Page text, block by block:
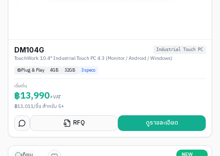
DM104G Industrial Touch PC
TouchWork 10.4" Industrial Touch PC 4:3 (Monitor / Android / Windows)
Plug & Play 4GB 32GB 3specs
เริ่มต้น
฿13,990+VAT
฿13,011/ชิ้น สำหรับ 5+
RFQ ดูรายละเอียด
NEW